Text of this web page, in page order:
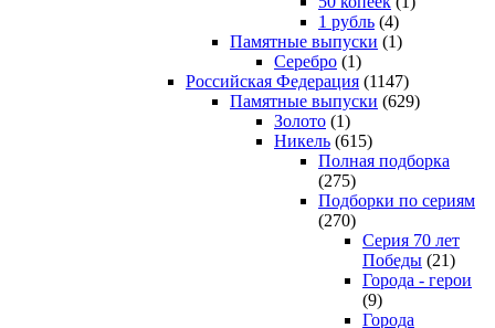
1 рубль (4)
Памятные выпуски (1)
Серебро (1)
Российская Федерация (1147)
Памятные выпуски (629)
Золото (1)
Никель (615)
Полная подборка
(275)
Подборки по сериям
(270)
Серия 70 лет
Победы (21)
Города - герои
(9)
Города